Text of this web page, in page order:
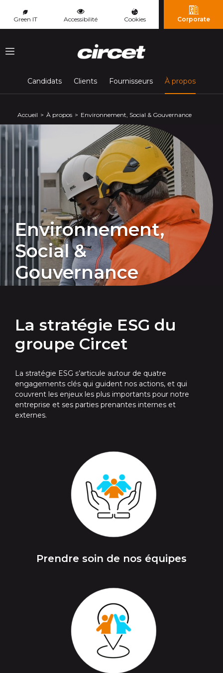
Green IT Accessibilité Cookies Corporate
Menu
Candidats Clients Fournisseurs À propos(page
Accueil À propos Environnement, Social & Gouvernance
Environnement,
Social &
Gouvernance
La stratégie ESG du
groupe Circet
La stratégie ESG s’articule autour de quatre
engagements clés qui guident nos actions, et qui
couvrent les enjeux les plus importants pour notre
entreprise et ses parties prenantes internes et
externes.
Prendre soin de nos équipes